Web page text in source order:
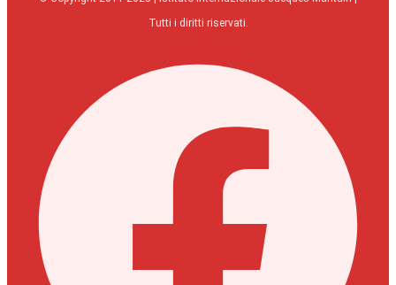
Tutti i diritti riservati.